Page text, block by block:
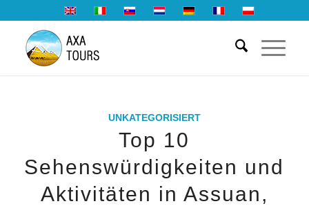
UNKATEGORISIERT
Top 10
Sehenswürdigkeiten und
Aktivitäten in Assuan,